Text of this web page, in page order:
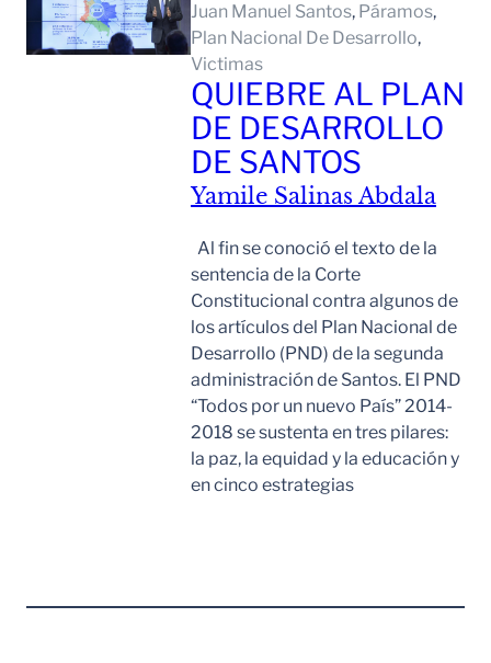
Juan Manuel Santos, Páramos
Plan Nacional De Desarrollo
Victimas
QUIEBRE AL PLAN
DE DESARROLLO
DE SANTOS
Yamile Salinas Abdala
Al fin se conoció el texto de la
sentencia de la Corte
Constitucional contra algunos de
los artículos del Plan Nacional de
Desarrollo (PND) de la segunda
administración de Santos. El PND
“Todos por un nuevo País” 2014-
2018 se sustenta en tres pilares:
la paz, la equidad y la educación y
en cinco estrategias